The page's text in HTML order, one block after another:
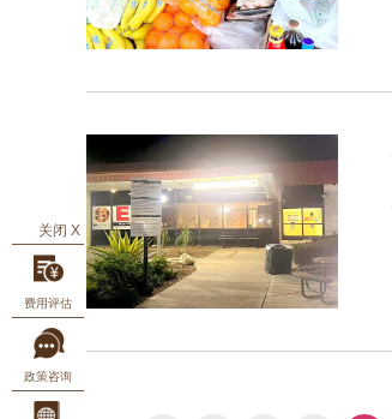
关闭 X
费用评估
政策咨询